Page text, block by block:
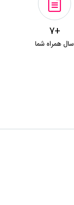
+7
سال همراه شما